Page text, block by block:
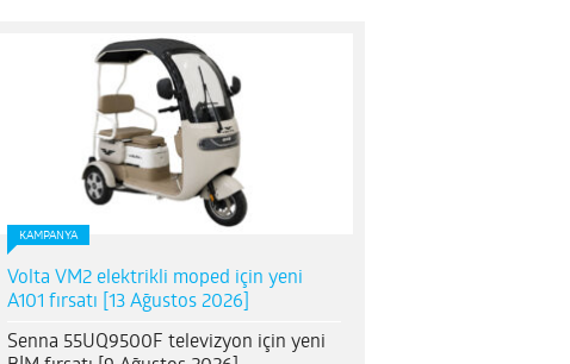
KAMPANYA
Volta VM2 elektrikli moped için yeni
A101 fırsatı [13 Ağustos 2026]
Senna 55UQ9500F televizyon için yeni